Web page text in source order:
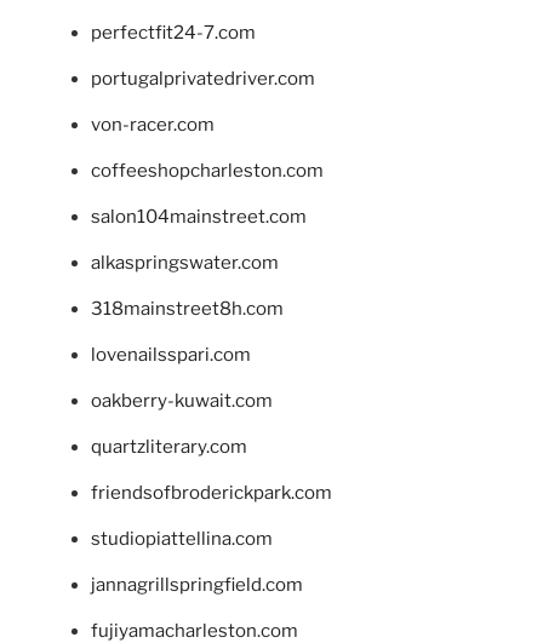
perfectfit24-7.com
portugalprivatedriver.com
von-racer.com
coffeeshopcharleston.com
salon104mainstreet.com
alkaspringswater.com
318mainstreet8h.com
lovenailsspari.com
oakberry-kuwait.com
quartzliterary.com
friendsofbroderickpark.com
studiopiattellina.com
jannagrillspringfield.com
fujiyamacharleston.com